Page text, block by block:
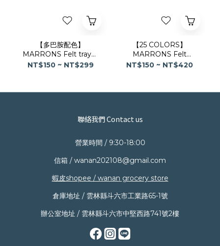
【多巴胺配色】
MARRONS Felt tray毛
氈收納托盤｜小物收納盒
NT$150 ~ NT$299
【25 COLORS】
MARRONS Felt
Basket經典毛氈收納籃
NT$150 ~ NT$420
聯絡我們 Contact us
營業時間 / 9:30-18:00
信箱 / wanan202108@gmail.com
蝦皮shopee / wanan grocery store
倉庫地址 / 雲林縣斗六市工業路65-1號
辦公室地址 / 雲林縣斗六市中堅西路741號2樓